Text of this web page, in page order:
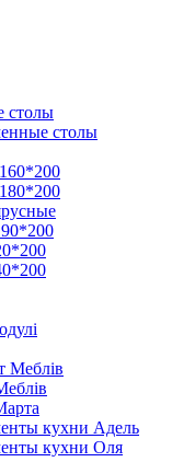
столы
столы
Меблів
кухни Адель
кухни Оля